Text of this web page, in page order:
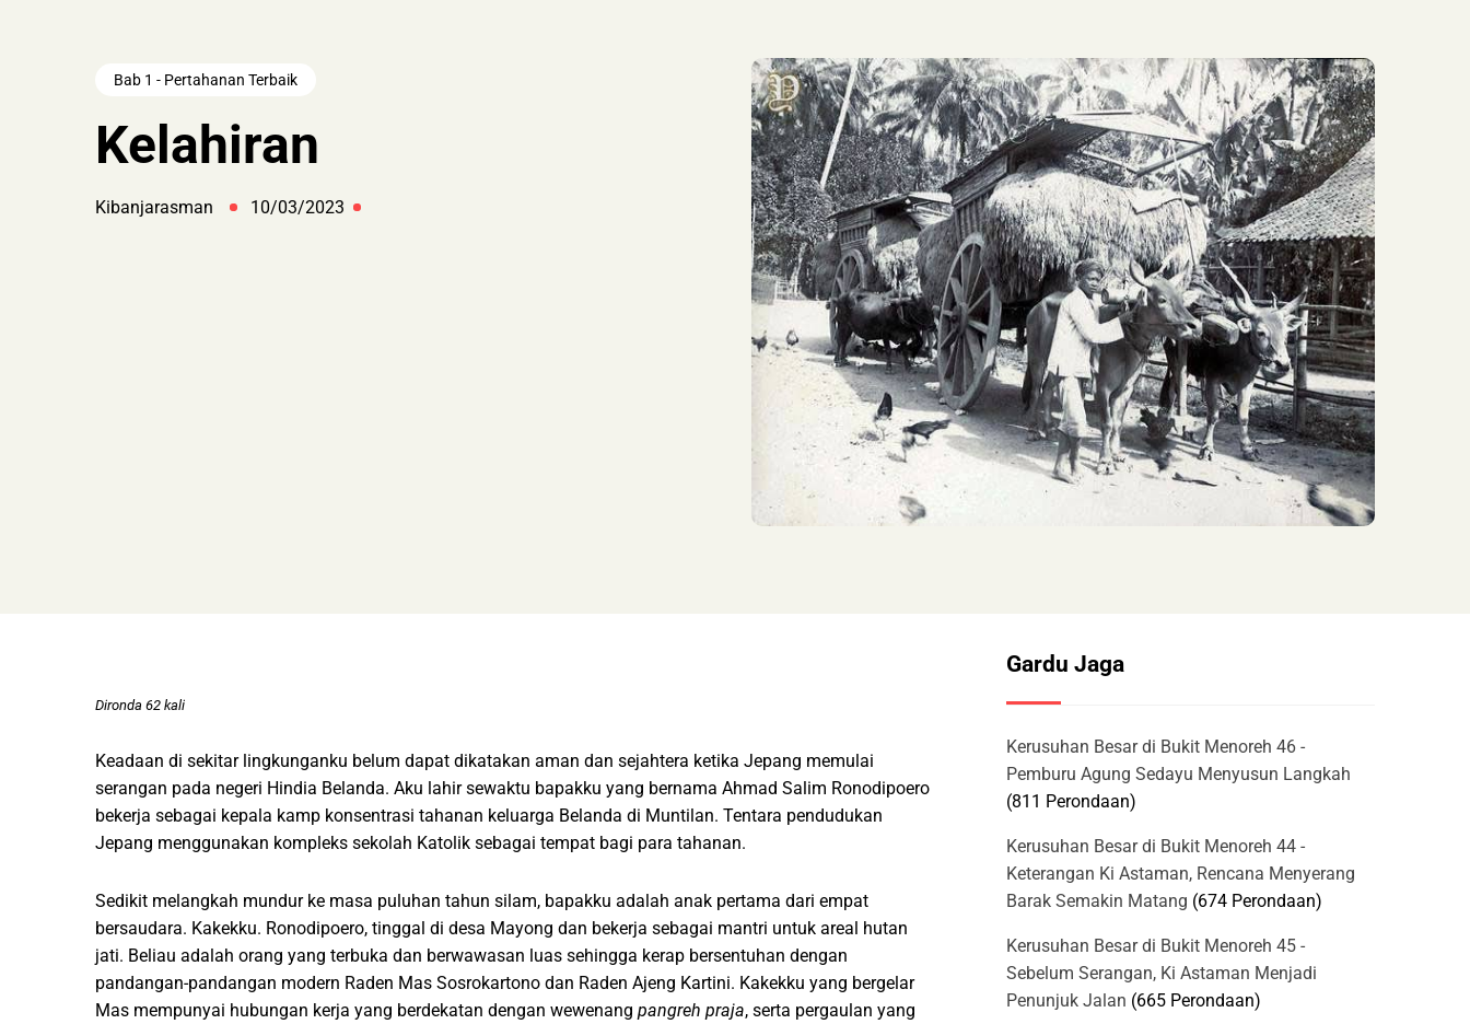
Bab 1 - Pertahanan Terbaik
Kelahiran
Kibanjarasman 10/03/2023
Dironda 62 kali
Keadaan di sekitar lingkunganku belum dapat dikatakan aman dan sejahtera ketika Jepang memulai
serangan pada negeri Hindia Belanda. Aku lahir sewaktu bapakku yang bernama Ahmad Salim Ronodipoero
bekerja sebagai kepala kamp konsentrasi tahanan keluarga Belanda di Muntilan. Tentara pendudukan
Jepang menggunakan kompleks sekolah Katolik sebagai tempat bagi para tahanan.
Sedikit melangkah mundur ke masa puluhan tahun silam, bapakku adalah anak pertama dari empat
bersaudara. Kakekku. Ronodipoero, tinggal di desa Mayong dan bekerja sebagai mantri untuk areal hutan
jati. Beliau adalah orang yang terbuka dan berwawasan luas sehingga kerap bersentuhan dengan
pandangan-pandangan modern Raden Mas Sosrokartono dan Raden Ajeng Kartini. Kakekku yang bergelar
Mas mempunyai hubungan kerja yang berdekatan dengan wewenang pangreh praja, serta pergaulan yang
Gardu Jaga
Kerusuhan Besar di Bukit Menoreh 46 -
Pemburu Agung Sedayu Menyusun Langkah
(811 Perondaan)
Kerusuhan Besar di Bukit Menoreh 44 -
Keterangan Ki Astaman, Rencana Menyerang
Barak Semakin Matang (674 Perondaan)
Kerusuhan Besar di Bukit Menoreh 45 -
Sebelum Serangan, Ki Astaman Menjadi
Penunjuk Jalan (665 Perondaan)